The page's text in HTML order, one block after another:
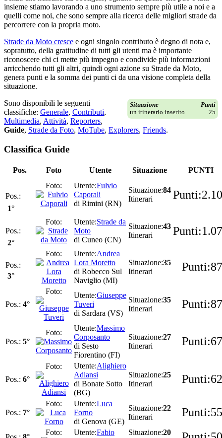
insieme stiamo lavorando a uno strumento sempre più utile a noi e a
quelli come noi, che sono sempre alla ricerca delle migliori strade da
percorrere con la propria moto.
Strade da Moto cresce e ogni singolo contributo è degno di nota e,
sopratutto, della gratitudine di tutti gli utenti ma è importante
riconoscere chi ci mette più impegno e condivide più informazioni
arricchendo tutti gli altri, quindi ogni azione su Strade da Moto,
genera punti e la somma dei punti ci da una visione completa della
situazione.
Situazione
Punti
un itinerario inserito
25
Sono disponibili le seguenti
classifiche: Generale, Contributi,
Multimedia, Attività, Reporters,
Guide, Strade da Foto, MoTube, Explorers, Friends.
Classifica Guide
Pos. Foto Utente Situazione PUNTI
1°
Fulvio
Caporali
di Rimini (RN)
84
Itinerari
2°
Strade da
Moto
di Cuneo (CN)
43
Itinerari
3°
Andrea
Lora Moretto
di Robecco Sul
Naviglio (MI)
35
Itinerari
4°
Giuseppe
Tuveri
di Sardara (VS)
35
Itinerari
5°
Massimo
Corposanto
di Sesto
Fiorentino (FI)
27
Itinerari
6°
Alighiero
Adiansi
di Bonate Sotto
(BG)
25
Itinerari
7°
Luca
Forno
di Genova (GE)
22
Itinerari
Fabio
20